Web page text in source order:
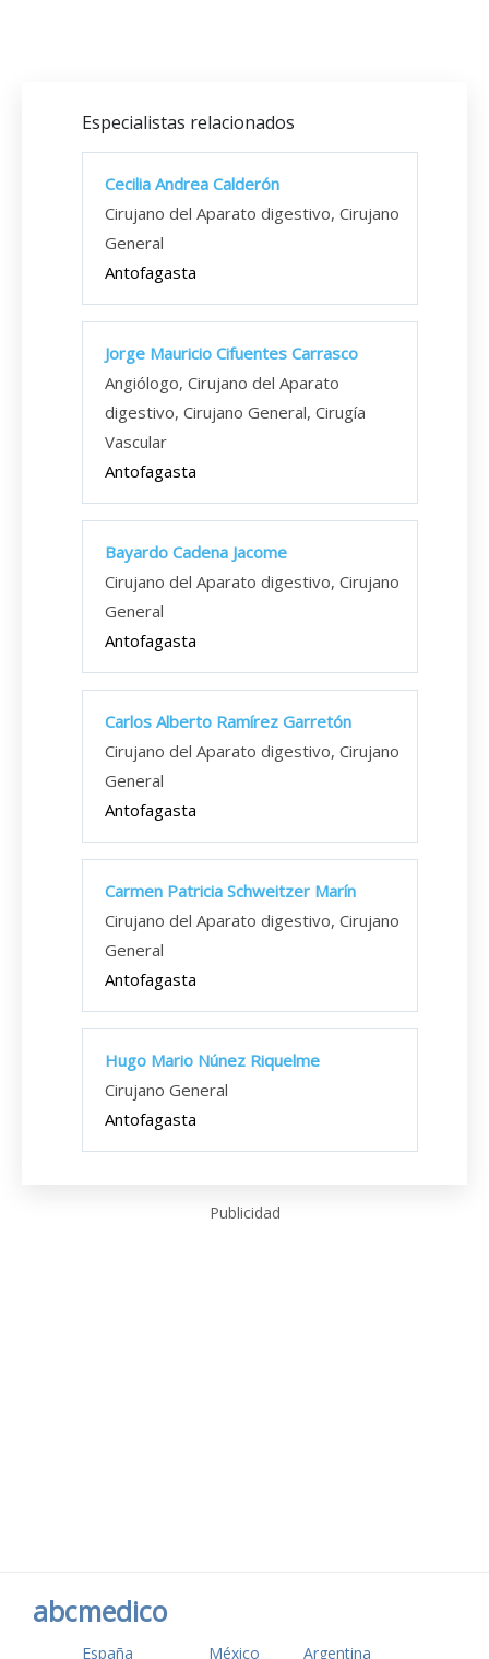
Especialistas relacionados
Cecilia Andrea Calderón
Cirujano del Aparato digestivo, Cirujano
General
Antofagasta
Jorge Mauricio Cifuentes Carrasco
Angiólogo, Cirujano del Aparato
digestivo, Cirujano General, Cirugía
Vascular
Antofagasta
Bayardo Cadena Jacome
Cirujano del Aparato digestivo, Cirujano
General
Antofagasta
Carlos Alberto Ramírez Garretón
Cirujano del Aparato digestivo, Cirujano
General
Antofagasta
Carmen Patricia Schweitzer Marín
Cirujano del Aparato digestivo, Cirujano
General
Antofagasta
Hugo Mario Núnez Riquelme
Cirujano General
Antofagasta
Publicidad
abcmedico
España México Argentina